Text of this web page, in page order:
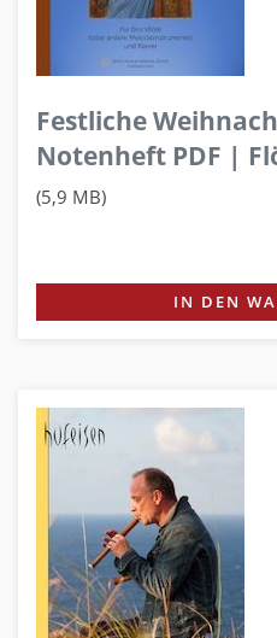
Festliche
Notenheft PDF |
(5,9 MB)
IN DEN